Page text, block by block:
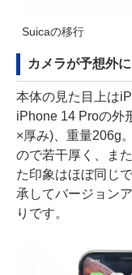
Suicaの移行
カメラが予想外
本体の見た目上は
iPhone 14 Proの外
×厚み)、重量206g
ので若干厚く、ま
た印象はほぼ同じ
承してバージョン
りです。